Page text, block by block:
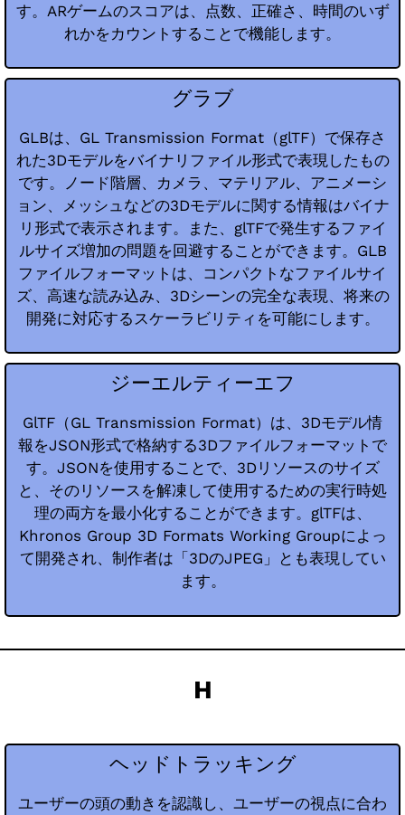
す。ARゲームのスコアは、点数、正確さ、時間のいず
れかをカウントすることで機能します。
グラブ
GLBは、GL Transmission Format（glTF）で保存さ
れた3Dモデルをバイナリファイル形式で表現したもの
です。ノード階層、カメラ、マテリアル、アニメーシ
ョン、メッシュなどの3Dモデルに関する情報はバイナ
リ形式で表示されます。また、glTFで発生するファイ
ルサイズ増加の問題を回避することができます。GLB
ファイルフォーマットは、コンパクトなファイルサイ
ズ、高速な読み込み、3Dシーンの完全な表現、将来の
開発に対応するスケーラビリティを可能にします。
ジーエルティーエフ
GlTF（GL Transmission Format）は、3Dモデル情
報をJSON形式で格納する3Dファイルフォーマットで
す。JSONを使用することで、3Dリソースのサイズ
と、そのリソースを解凍して使用するための実行時処
理の両方を最小化することができます。glTFは、
Khronos Group 3D Formats Working Groupによっ
て開発され、制作者は「3DのJPEG」とも表現してい
ます。
H
ヘッドトラッキング
ユーザーの頭の動きを認識し、ユーザーの視点に合わ